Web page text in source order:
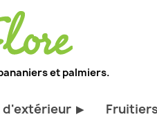
et palmiers.
d'extérieur ▶ Fruitiers